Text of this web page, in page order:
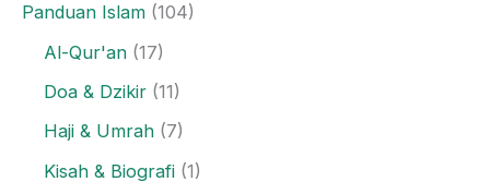
Panduan Islam (104)
Al-Qur'an (17)
Doa & Dzikir (11)
Haji & Umrah (7)
Kisah & Biografi (1)